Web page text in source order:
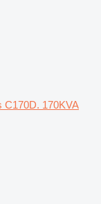
C170D. 170KVA